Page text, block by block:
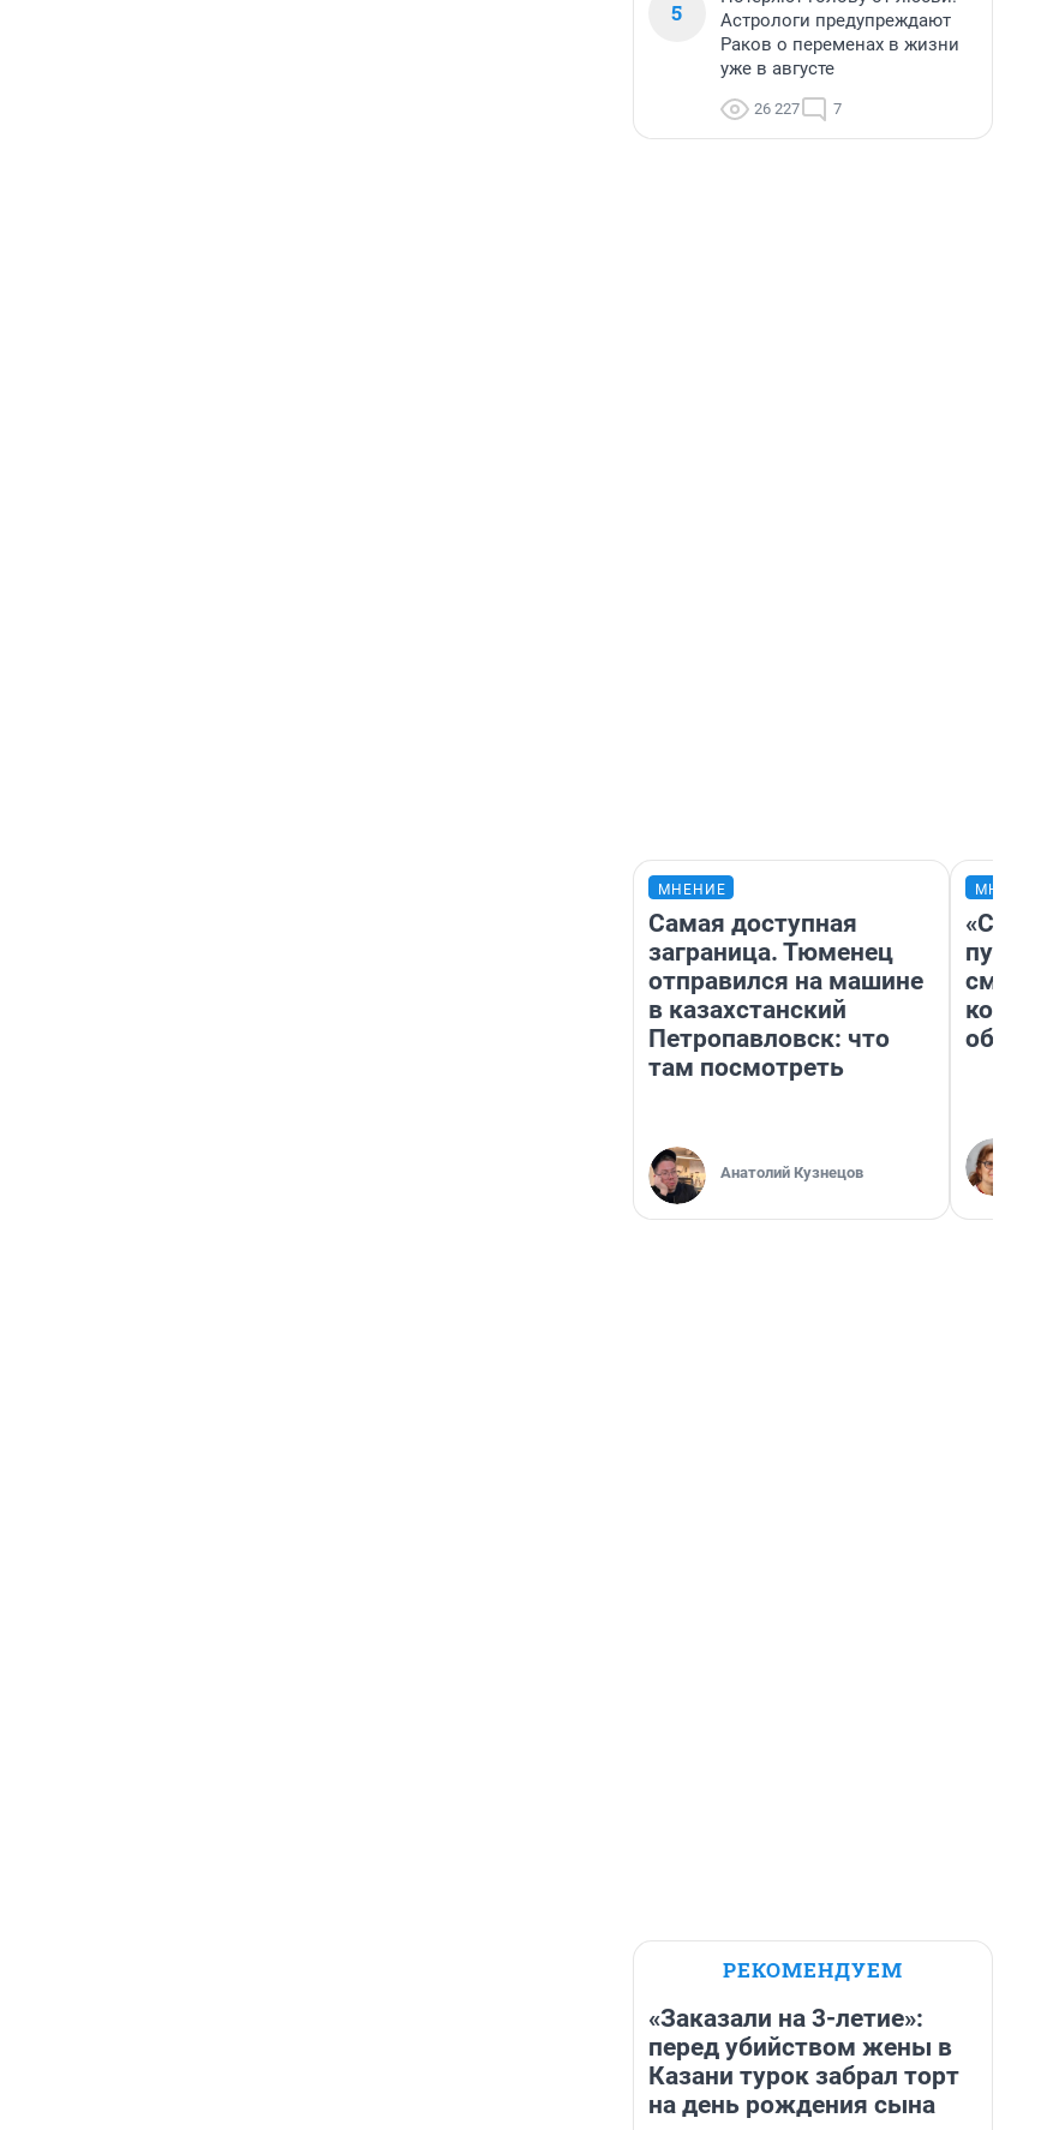
5
Астрологи предупреждают
Раков о переменах в жизни
уже в августе
26 227 7
МНЕНИЕ
Самая доступная
заграница. Тюменец
отправился на машине
в казахстанский
Петропавловск: что
там посмотреть
Анатолий Кузнецов
РЕКОМЕНДУЕМ
«Заказали на 3-летие»:
перед убийством жены в
Казани турок забрал торт
на день рождения сына